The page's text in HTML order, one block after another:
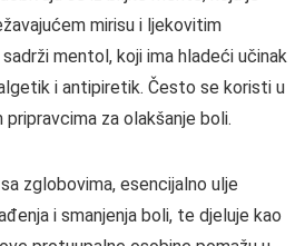
mirisu i ljekovitim
mentol, koji ima hladeći učinak
i antipiretik. Često se koristi u
za olakšanje boli.
zglobovima, esencijalno ulje
i smanjenja boli, te djeluje kao